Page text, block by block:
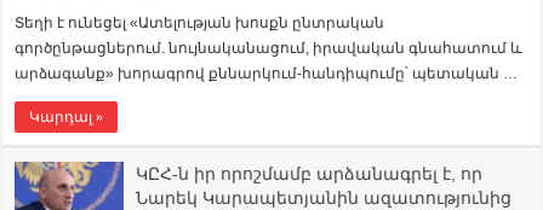
Տեղի է ունեցել «Ատելության խոսքն ընտրական
գործընթացներում. նույնականացում, իրավական գնահատում և
արձագանք» խորագրով քննարկում-հանդիպումը՝ պետական …
Կարդալ »
ԿԸՀ-ն իր որոշմամբ արձանագրել է, որ
Նարեկ Կարապետյանին ազատությունից